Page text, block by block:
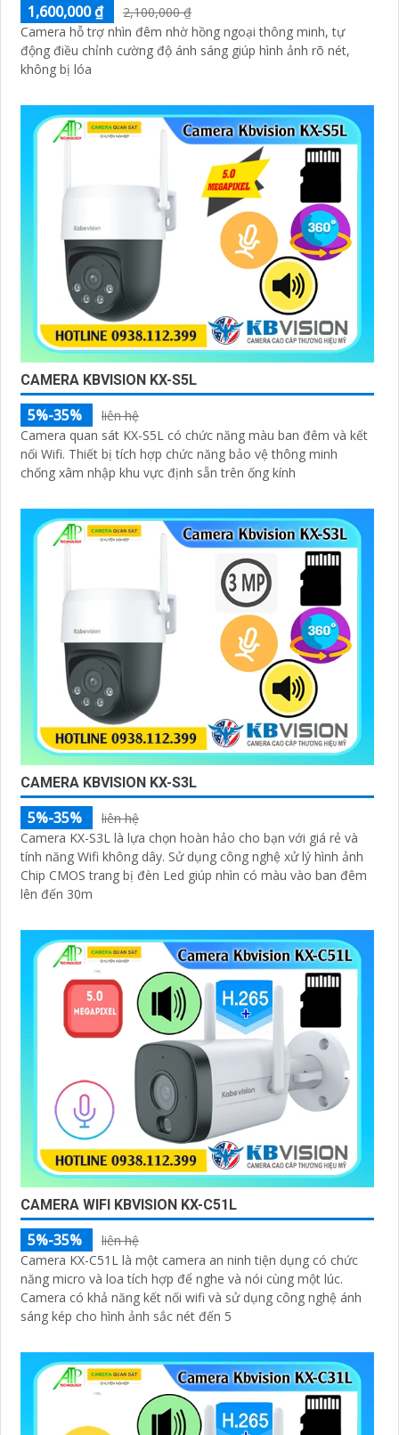
1,600,000 ₫
2,100,000 ₫
Camera hỗ trợ nhìn đêm nhờ hồng ngoại thông minh, tự
động điều chỉnh cường độ ánh sáng giúp hình ảnh rõ nét,
không bị lóa
CAMERA KBVISION KX-S5L
5%-35%
liên hệ
Camera quan sát KX-S5L có chức năng màu ban đêm và kết
nối Wifi. Thiết bị tích hợp chức năng bảo vệ thông minh
chống xâm nhập khu vực định sẵn trên ống kính
CAMERA KBVISION KX-S3L
5%-35%
liên hệ
Camera KX-S3L là lựa chọn hoàn hảo cho bạn với giá rẻ và
tính năng Wifi không dây. Sử dụng công nghệ xử lý hình ảnh
Chip CMOS trang bị đèn Led giúp nhìn có màu vào ban đêm
lên đến 30m
CAMERA WIFI KBVISION KX-C51L
5%-35%
liên hệ
Camera KX-C51L là một camera an ninh tiện dụng có chức
năng micro và loa tích hợp để nghe và nói cùng một lúc.
Camera có khả năng kết nối wifi và sử dụng công nghệ ánh
sáng kép cho hình ảnh sắc nét đến 5